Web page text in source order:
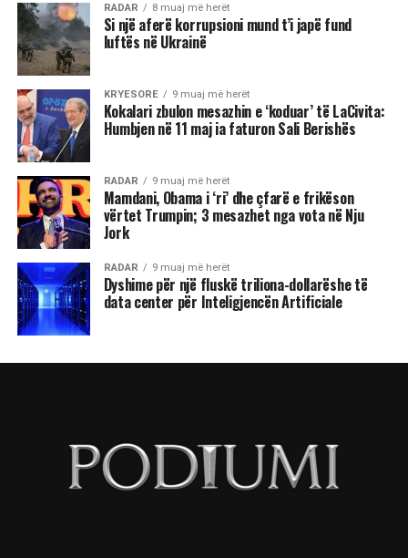
RADAR 8 muaj më herët
Si një aferë korrupsioni mund t’i japë fund
luftës në Ukrainë
KRYESORE 9 muaj më herët
Kokalari zbulon mesazhin e ‘koduar’ të LaCivita:
Humbjen në 11 maj ia faturon Sali Berishës
RADAR 9 muaj më herët
Mamdani, Obama i ‘ri’ dhe çfarë e frikëson
vërtet Trumpin; 3 mesazhet nga vota në Nju
Jork
RADAR 9 muaj më herët
Dyshime për një fluskë triliona-dollarëshe të
data center për Inteligjencën Artificiale